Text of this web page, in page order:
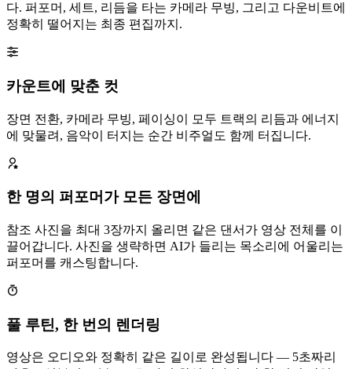
다. 퍼포머, 세트, 리듬을 타는 카메라 무빙, 그리고 다운비트에
정확히 떨어지는 최종 편집까지.
카운트에 맞춘 컷
장면 전환, 카메라 무빙, 페이싱이 모두 트랙의 리듬과 에너지
에 맞물려, 음악이 터지는 순간 비주얼도 함께 터집니다.
한 명의 퍼포머가 모든 장면에
참조 사진을 최대 3장까지 올리면 같은 댄서가 영상 전체를 이
끌어갑니다. 사진을 생략하면 AI가 들리는 목소리에 어울리는
퍼포머를 캐스팅합니다.
풀 루틴, 한 번의 렌더링
영상은 오디오와 정확히 같은 길이로 완성됩니다 — 5초짜리